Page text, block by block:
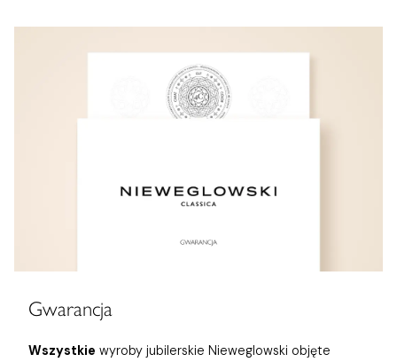
Gwarancja
Wszystkie wyroby jubilerskie Nieweglowski objęte